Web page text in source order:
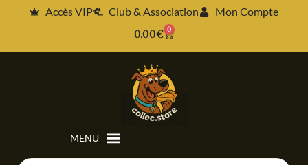
Accès VIP Club & Association
Mon Compte
0.00€ 0